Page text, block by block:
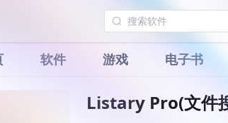
软件 游戏 电子书
Listary Pro(文件